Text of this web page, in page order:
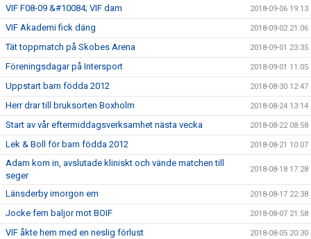
VIF F08-09 &#10084; VIF dam 2018-09-06 19:13
VIF Akademi fick däng 2018-09-02 21:06
Tät toppmatch på Skobes Arena 2018-09-01 23:35
Föreningsdagar på Intersport 2018-09-01 11:05
Uppstart barn födda 2012 2018-08-30 12:47
Herr drar till bruksorten Boxholm 2018-08-24 13:14
Start av vår eftermiddagsverksamhet nästa vecka 2018-08-22 08:58
Lek & Boll för barn födda 2012 2018-08-21 10:07
Adam kom in, avslutade kliniskt och vände matchen till
seger
2018-08-18 17:28
Länsderby imorgon em 2018-08-17 22:38
Jocke fem baljor mot BOIF 2018-08-07 21:58
VIF åkte hem med en neslig förlust 2018-08-05 20:30